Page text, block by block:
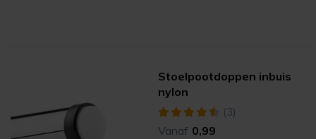
Stoelpootdoppen inbuis
nylon
(3)
Vanaf 0,99